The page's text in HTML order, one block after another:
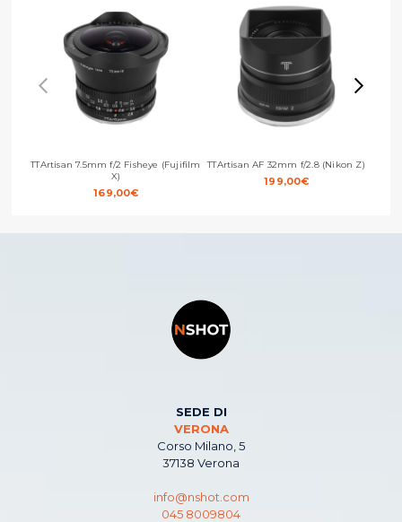
TTArtisan 7.5mm f/2 Fisheye (Fujifilm
X)
169,00€
TTArtisan AF 32mm f/2.8 (Nikon Z)
199,00€
SEDE DI
VERONA
Corso Milano, 5
37138 Verona
info@nshot.com
045 8009804